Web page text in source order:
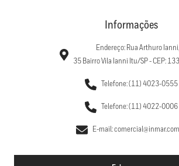
Informações
Endereço: Rua Arthuro Ianni,
35 Bairro Vila Ianni Itu/SP - CEP:
Telefone: (11) 4023-0555
Telefone: (11) 4022-0006
E-mail: